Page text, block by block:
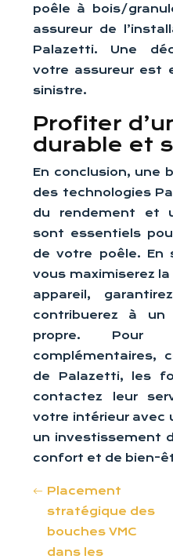
poêle à bois/
assureur de
Palazetti. Une
votre assureur est
sinistre.
Profiter
durable et
En conclusion, une
des technologies
du rendement et
sont essentiels
de votre poêle. En
vous maximiserez
appareil,
contribuerez à un
propre. Pour
complémentaires,
de Palazetti, les
contactez leur
votre intérieur avec
un investissement
confort et de bien-
Placement
stratégique des
bouches VMC
dans les